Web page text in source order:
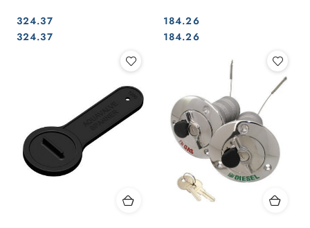
Cena:
324.37
Cena:
324.37 Cena:
184.26
Cena:
184.26